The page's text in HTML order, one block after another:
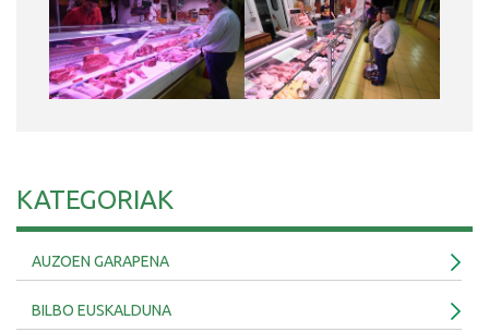
KATEGORIAK
AUZOEN GARAPENA
BILBO EUSKALDUNA